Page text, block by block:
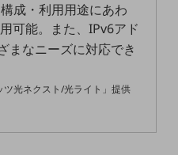
ます
をご紹介します
成・利用用途にあわ
可能。また、IPv6アド
まなニーズに対応でき
光ネクスト/光ライト」提供